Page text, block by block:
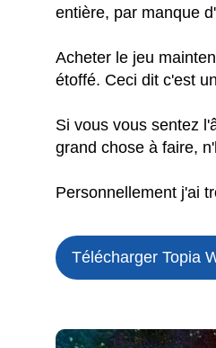
entière, par manque
Acheter le jeu
étoffé. Ceci dit c'est
Si vous vous sentez
grand chose à faire,
Personnellement j'ai
Télécharger Topia